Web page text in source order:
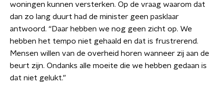
woningen kunnen versterken. Op de vraag waarom dat
dan zo lang duurt had de minister geen pasklaar
antwoord. “Daar hebben we nog geen zicht op. We
hebben het tempo niet gehaald en dat is frustrerend.
Mensen willen van de overheid horen wanneer zij aan de
beurt zijn. Ondanks alle moeite die we hebben gedaan is
dat niet gelukt.”